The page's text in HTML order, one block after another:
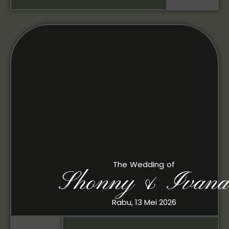
The Wedding of
Shonny & Ivana
Rabu, 13 Mei 2026